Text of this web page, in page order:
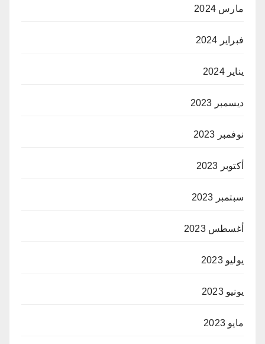
مارس 2024
فبراير 2024
يناير 2024
ديسمبر 2023
نوفمبر 2023
أكتوبر 2023
سبتمبر 2023
أغسطس 2023
يوليو 2023
يونيو 2023
مايو 2023